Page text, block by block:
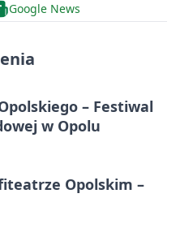
Google News
– Festiwal
w Opolu
Opolskim –